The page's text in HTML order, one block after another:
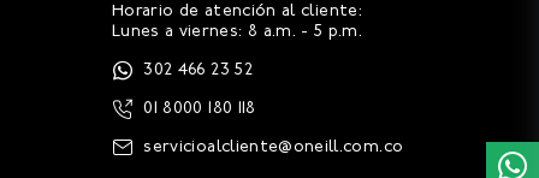
Horario de atención al cliente:
Lunes a viernes: 8 a.m. - 5 p.m.
302 466 23 52
01 8000 180 118
servicioalcliente@oneill.com.co